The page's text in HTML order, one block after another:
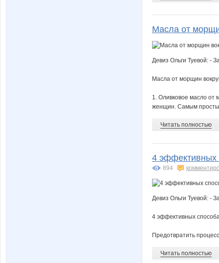
Масла от
Девиз Ольги Туевой: -
Масла от морщин
1. Оливковое масло от
женщин. Самым
Читать полностью
4 эффективных
894
Девиз Ольги Туевой: -
4 эффективных
Предотвратить
Читать полностью